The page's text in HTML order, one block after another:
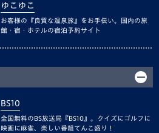
ゆこゆこ
お客様の『良質な温泉旅』をお手伝い。国内の旅
館・宿・ホテルの宿泊予約サイト
BS10
全国無料のBS放送局『BS10』。クイズにゴルフに
映画に麻雀、楽しい番組てんこ盛り！